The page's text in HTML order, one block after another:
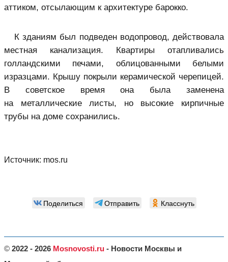
аттиком, отсылающим к архитектуре барокко.
К зданиям был подведен водопровод, действовала
местная канализация. Квартиры отапливались
голландскими печами, облицованными белыми
изразцами. Крышу покрыли керамической черепицей.
В советское время она была заменена
на металлические листы, но высокие кирпичные
трубы на доме сохранились.
Источник: mos.ru
Поделиться Отправить Класснуть
© 2022 - 2026 Mosnovosti.ru - Новости Москвы и